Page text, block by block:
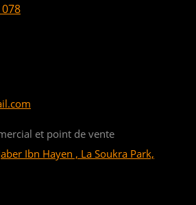
et point de vente
Ibn Hayen , La Soukra Park,